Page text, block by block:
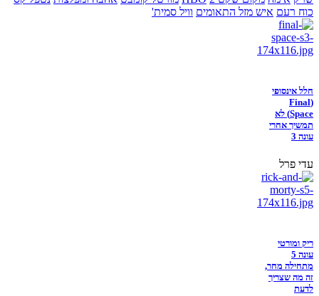
כוח רעם איש מזל התאומים וויל סמית'
חלל אינסופי
(Final
Space) לא
תמשיך אחרי
עונה 3
עדי פרל
ריק ומורטי
עונה 5
מתחילה מחר,
זה מה שצריך
לדעת